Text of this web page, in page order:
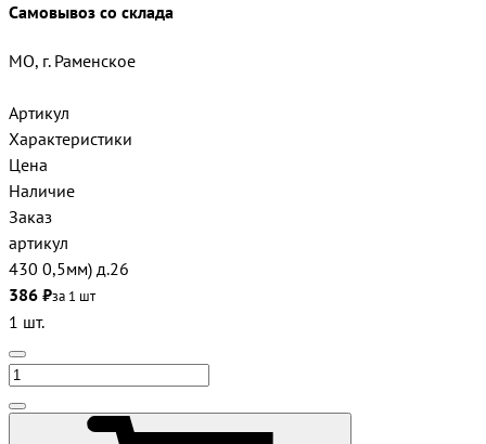
Самовывоз со склада
МО, г. Раменское
Артикул
Характеристики
Цена
Наличие
Заказ
артикул
430 0,5мм) д.26
386 ₽за 1 шт
1 шт.